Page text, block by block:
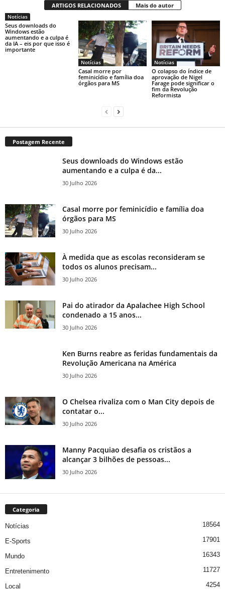
ARTIGOS RELACIONADOS Mais do autor
Notícias
Seus downloads do
Windows estão
aumentando e a culpa é
da IA ​​– eis por que isso é
importante
Notícias
Casal morre por
feminicídio e família doa
órgãos para MS
Notícias
O colapso do índice de
aprovação de Nigel
Farage pode significar o
fim da Revolução
Reformista
Postagem Recente
Seus downloads do Windows estão
aumentando e a culpa é da...
30 Julho 2026
Casal morre por feminicídio e família doa
órgãos para MS
30 Julho 2026
À medida que as escolas reconsideram se
todos os alunos precisam...
30 Julho 2026
Pai do atirador da Apalachee High School
condenado a 15 anos...
30 Julho 2026
Ken Burns reabre as feridas fundamentais da
Revolução Americana na América
30 Julho 2026
O Chelsea rivaliza com o Man City depois de
contatar o...
30 Julho 2026
Manny Pacquiao desafia os cristãos a
alcançar 3 bilhões de pessoas...
30 Julho 2026
Categoria
Notícias 18564
E-Sports 17901
Mundo 16343
Entretenimento 11727
Local
4254